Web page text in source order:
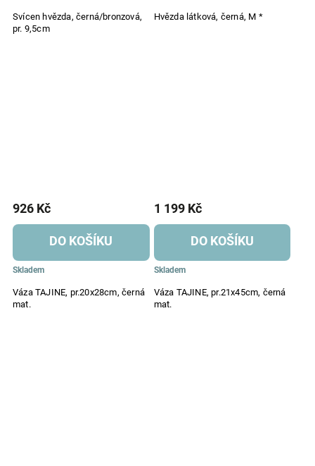
Svícen hvězda, černá/bronzová,
pr. 9,5cm
Hvězda látková, černá, M *
Váza TAJINE, pr.20x28cm, černá
mat.
Skladem
926 Kč
DO KOŠÍKU
Váza TAJINE, pr.21x45cm, černá
mat.
Skladem
1 199 Kč
DO KOŠÍKU